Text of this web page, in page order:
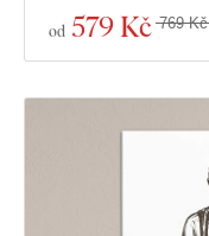
od 579 Kč 769 Kč